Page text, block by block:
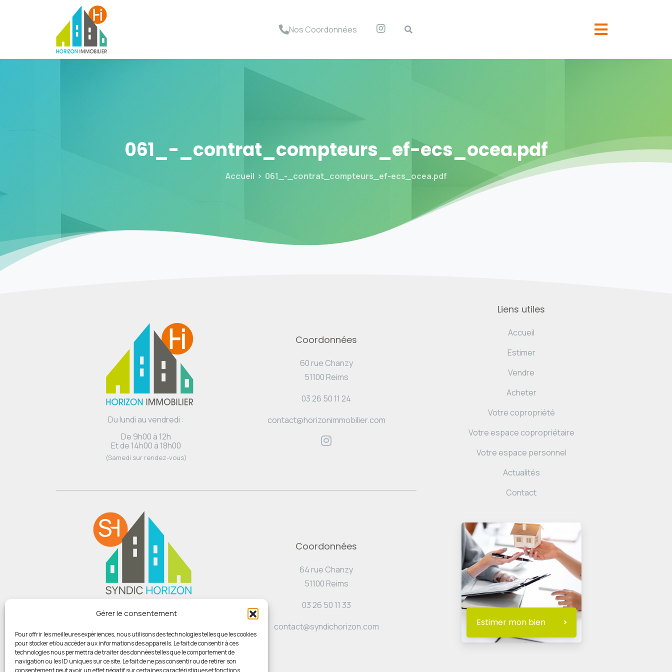
Gérer le consentement
Pour offrir les meilleures expériences, nous utilisons des technologies telles que les cookies
pour stocker et/ou accéder aux informations des appareils. Le fait de consentir à ces
technologies nous permettra de traiter des données telles que le comportement de
navigation ou les ID uniques sur ce site. Le fait de ne pas consentir ou de retirer son
consentement peut avoir un effet négatif sur certaines caractéristiques et fonctions.
Nos Coordonnées
061_-_contrat_compteurs_ef-ecs_ocea.pdf
Accueil 061_-_contrat_compteurs_ef-ecs_ocea.pdf
Du lundi au vendredi :
De 9h00 à 12h
Et de 14h00 à 18h00
(Samedi sur rendez-vous)
Coordonnées
60 rue Chanzy
51100 Reims
03 26 50 11 24
contact@horizonimmobilier.com
Du lundi au vendredi :
Et de 14h00 à 18h00
(Samedi sur rendez-vous)
Coordonnées
64 rue Chanzy
51100 Reims
03 26 50 11 33
contact@syndichorizon.com
Liens utiles
Accueil
Estimer
Vendre
Acheter
Votre copropriété
Votre espace copropriétaire
Votre espace personnel
Actualités
Contact
Estimer mon bien